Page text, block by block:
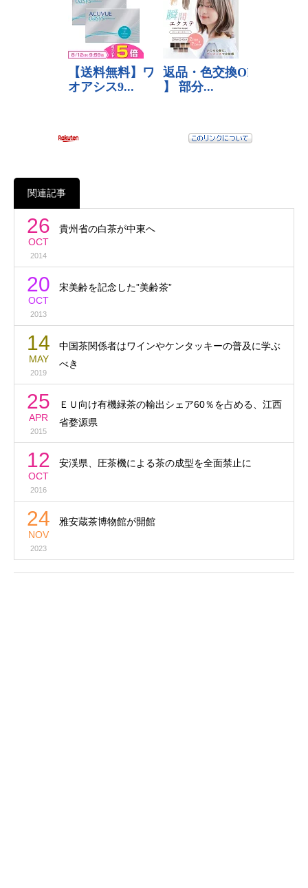
関連記事
26
OCT
2014
貴州省の白茶が中東へ
20
OCT
2013
宋美齢を記念した”美齢茶”
14
MAY
2019
中国茶関係者はワインやケンタッキーの普及に学ぶ
べき
25
APR
2015
ＥＵ向け有機緑茶の輸出シェア60％を占める、江西
省婺源県
12
OCT
2016
安渓県、圧茶機による茶の成型を全面禁止に
24
NOV
2023
雅安蔵茶博物館が開館